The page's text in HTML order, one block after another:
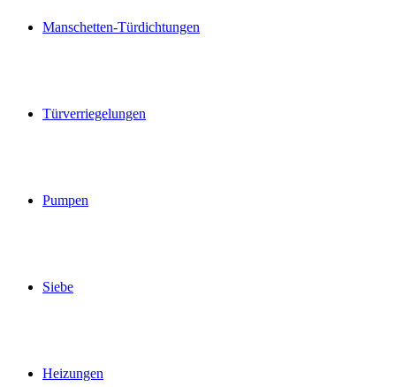
Manschetten-Türdichtungen
Türverriegelungen
Pumpen
Siebe
Heizungen